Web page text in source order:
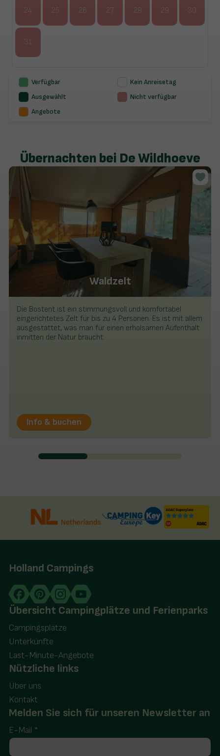
24 25 26 27 28 29 30
31
Verfügbar
Kein Anreisetag
Ausgewählt
Nicht verfügbar
Angebote
Übernachten bei De Wildhoeve
Waldzelt
Die Bostent ist ein stimmungsvoll und komfortabel
eingerichtetes Zelt für bis zu 4 Personen. Es ist mit allem
ausgestattet, was man für einen erholsamen Aufenthalt
inmitten der Natur braucht.
Info & buchen
Holland Campings
Übersicht Campingplätze und Ferienparks
Campingsplätze
Unterkünfte
Last-Minute-Angebote
Nützliche links
Über uns
Kontakt
Melden Sie sich für unseren Newsletter an
E-Mail *